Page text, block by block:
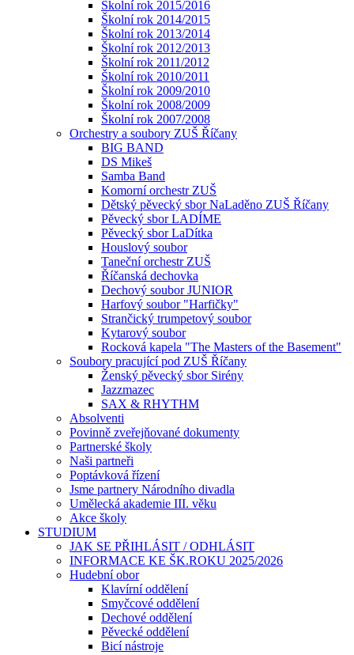
Školní rok 2015/2016
Školní rok 2014/2015
Školní rok 2013/2014
Školní rok 2012/2013
Školní rok 2011/2012
Školní rok 2010/2011
Školní rok 2009/2010
Školní rok 2008/2009
Školní rok 2007/2008
Orchestry a soubory ZUŠ Říčany
BIG BAND
DS Mikeš
Samba Band
Komorní orchestr ZUŠ
Dětský pěvecký sbor NaLaděno ZUŠ Říčany
Pěvecký sbor LADÍME
Pěvecký sbor LaDítka
Houslový soubor
Taneční orchestr ZUŠ
Říčanská dechovka
Dechový soubor JUNIOR
Harfový soubor "Harfičky"
Strančický trumpetový soubor
Kytarový soubor
Rocková kapela "The Masters of the Basement"
Soubory pracující pod ZUŠ Říčany
Ženský pěvecký sbor Sirény
Jazzmazec
SAX & RHYTHM
Absolventi
Povinně zveřejňované dokumenty
Partnerské školy
Naši partneři
Poptávková řízení
Jsme partnery Národního divadla
Umělecká akademie III. věku
Akce školy
STUDIUM
JAK SE PŘIHLÁSIT / ODHLÁSIT
INFORMACE KE ŠK.ROKU 2025/2026
Hudební obor
Klavírní oddělení
Smyčcové oddělení
Dechové oddělení
Pěvecké oddělení
Bicí nástroje